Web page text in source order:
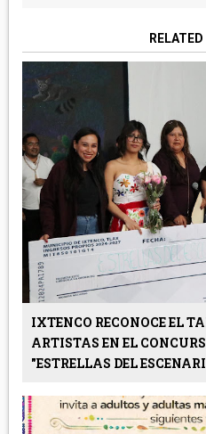
IXTENCO RECONOCE EL
ARTISTAS EN EL
"ESTRELLAS DEL